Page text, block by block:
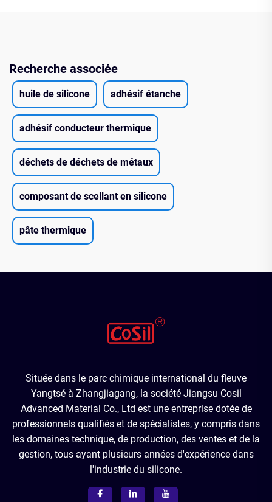
Recherche associée
huile de silicone adhésif étanche
adhésif conducteur thermique
déchets de déchets de métaux
composant de scellant en silicone
pâte thermique
Située dans le parc chimique international du fleuve
Yangtsé à Zhangjiagang, la société Jiangsu Cosil
Advanced Material Co., Ltd est une entreprise dotée de
professionnels qualifiés et de spécialistes, y compris dans
les domaines technique, de production, des ventes et de la
gestion, tous ayant plusieurs années d'expérience dans
l'industrie du silicone.